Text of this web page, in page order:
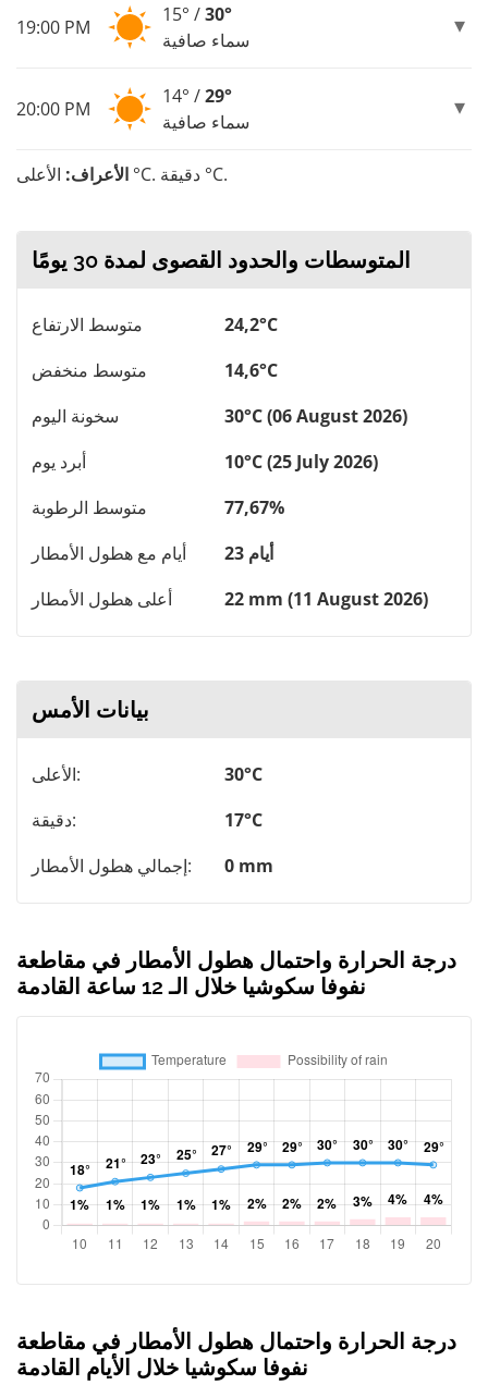
19:00 PM
15° /30°
سماء صافية
20:00 PM
14° /29°
سماء صافية
الأعراف: الأعلى °C. دقيقة °C.
المتوسطات والحدود القصوى لمدة 30 يومًا
متوسط ​​الارتفاع
24,2°C
متوسط ​​منخفض
14,6°C
سخونة اليوم
30°C (06 August 2026)
أبرد يوم
10°C (25 July 2026)
متوسط ​​الرطوبة
77,67%
أيام مع هطول الأمطار
23 أيام
أعلى هطول الأمطار
22 mm (11 August 2026)
بيانات الأمس
الأعلى:
30°C
دقيقة:
17°C
إجمالي هطول الأمطار:
0 mm
درجة الحرارة واحتمال هطول الأمطار في مقاطعة
نفوفا سكوشيا خلال الـ 12 ساعة القادمة
درجة الحرارة واحتمال هطول الأمطار في مقاطعة
نفوفا سكوشيا خلال الأيام القادمة